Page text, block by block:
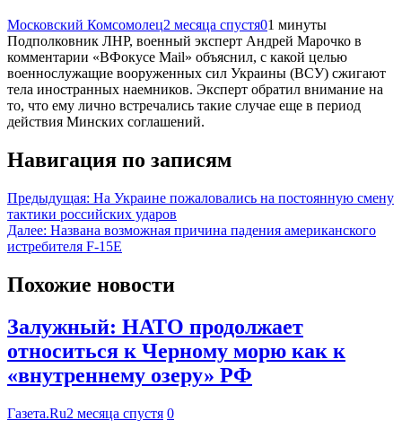
Московский Комсомолец2 месяца спустя01 минуты
Подполковник ЛНР, военный эксперт Андрей Марочко в
комментарии «ВФокусе Mail» объяснил, с какой целью
военнослужащие вооруженных сил Украины (ВСУ) сжигают
тела иностранных наемников. Эксперт обратил внимание на
то, что ему лично встречались такие случае еще в период
действия Минских соглашений.
Навигация по записям
Предыдущая: На Украине пожаловались на постоянную смену
тактики российских ударов
Далее: Названа возможная причина падения американского
истребителя F-15E
Похожие новости
Залужный: НАТО продолжает
относиться к Черному морю как к
«внутреннему озеру» РФ
Газета.Ru2 месяца спустя 0